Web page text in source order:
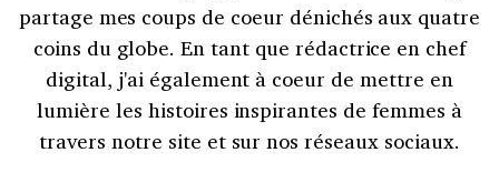
partage mes coups de coeur dénichés aux quatre
coins du globe. En tant que rédactrice en chef
digital, j'ai également à coeur de mettre en
lumière les histoires inspirantes de femmes à
travers notre site et sur nos réseaux sociaux.